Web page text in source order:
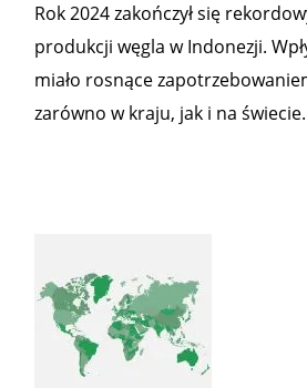
Rok 2024 zakończył się
produkcji węgla w Indonezji.
miało rosnące
zarówno w kraju, jak i na świecie.